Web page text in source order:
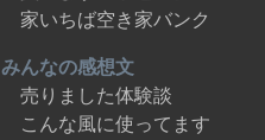
家いちば空き家バンク
みんなの感想文
売りました体験談
こんな風に使ってます